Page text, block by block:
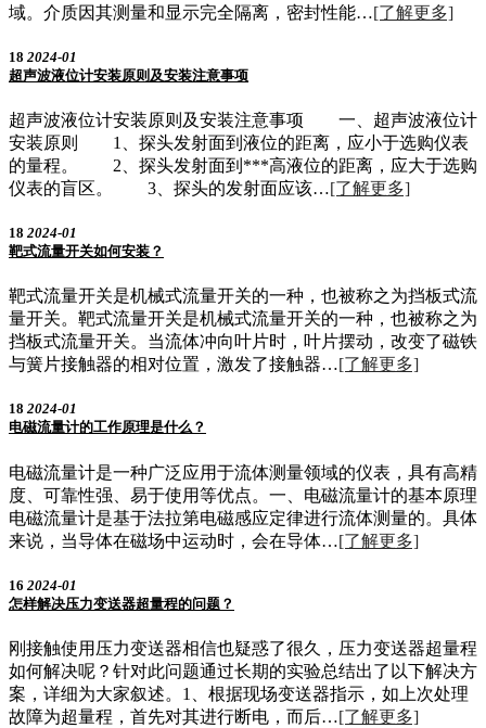
域。介质因其测量和显示完全隔离，密封性能…[了解更多]
18 2024-01
超声波液位计安装原则及安装注意事项
超声波液位计安装原则及安装注意事项 一、超声波液位计
安装原则 1、探头发射面到液位的距离，应小于选购仪表
的量程。 2、探头发射面到***高液位的距离，应大于选购
仪表的盲区。 3、探头的发射面应该…[了解更多]
18 2024-01
靶式流量开关如何安装？
靶式流量开关是机械式流量开关的一种，也被称之为挡板式流
量开关。靶式流量开关是机械式流量开关的一种，也被称之为
挡板式流量开关。当流体冲向叶片时，叶片摆动，改变了磁铁
与簧片接触器的相对位置，激发了接触器…[了解更多]
18 2024-01
电磁流量计的工作原理是什么？
电磁流量计是一种广泛应用于流体测量领域的仪表，具有高精
度、可靠性强、易于使用等优点。一、电磁流量计的基本原理
电磁流量计是基于法拉第电磁感应定律进行流体测量的。具体
来说，当导体在磁场中运动时，会在导体…[了解更多]
16 2024-01
怎样解决压力变送器超量程的问题？
刚接触使用压力变送器相信也疑惑了很久，压力变送器超量程
如何解决呢？针对此问题通过长期的实验总结出了以下解决方
案，详细为大家叙述。1、根据现场变送器指示，如上次处理
故障为超量程，首先对其进行断电，而后…[了解更多]